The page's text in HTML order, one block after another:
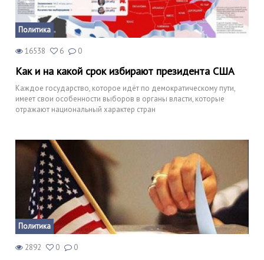
Политика
16538 6 0
Как и на какой срок избирают президента США
Каждое государство, которое идёт по демократическому пути,
имеет свои особенности выборов в органы власти, которые
отражают национальный характер стран
Политика
2892 0 0